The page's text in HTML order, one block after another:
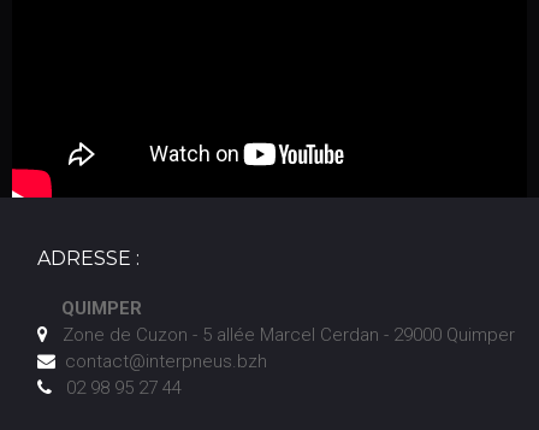
ADRESSE :
QUIMPER
 Zone de Cuzon - 5 allée Marcel Cerdan - 29000 Quimper
 contact@interpneus.bzh
 02 98 95 27 44